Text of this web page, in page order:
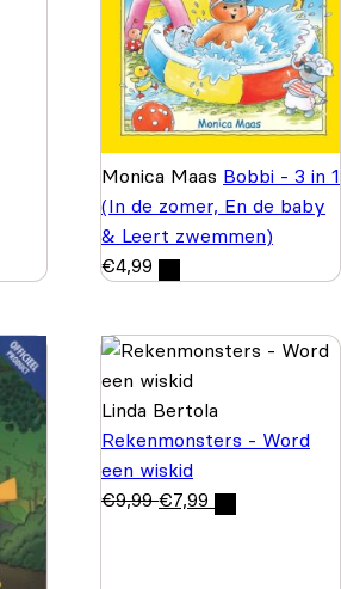
Monica Maas Bobbi - 3 in 1
(In de zomer, En de baby
& Leert zwemmen)
€4,99
Linda Bertola
Rekenmonsters - Word
een wiskid
€9,99 €7,99